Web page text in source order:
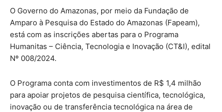
O Governo do Amazonas, por meio da Fundação de
Amparo à Pesquisa do Estado do Amazonas (Fapeam),
está com as inscrições abertas para o Programa
Humanitas – Ciência, Tecnologia e Inovação (CT&I), edital
Nº 008/2024.
O Programa conta com investimentos de R$ 1,4 milhão
para apoiar projetos de pesquisa científica, tecnológica,
inovação ou de transferência tecnológica na área de